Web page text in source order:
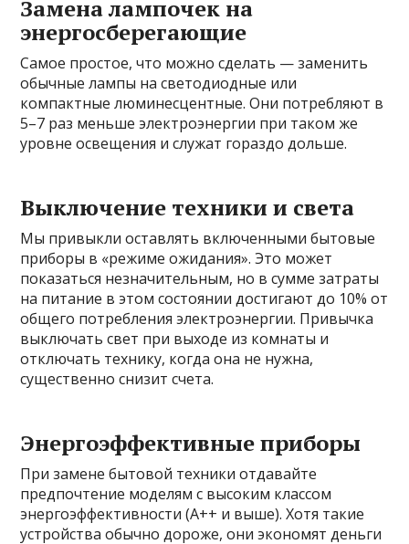
Замена лампочек на
энергосберегающие
Самое простое, что можно сделать — заменить
обычные лампы на светодиодные или
компактные люминесцентные. Они потребляют в
5–7 раз меньше электроэнергии при таком же
уровне освещения и служат гораздо дольше.
Выключение техники и света
Мы привыкли оставлять включенными бытовые
приборы в «режиме ожидания». Это может
показаться незначительным, но в сумме затраты
на питание в этом состоянии достигают до 10% от
общего потребления электроэнергии. Привычка
выключать свет при выходе из комнаты и
отключать технику, когда она не нужна,
существенно снизит счета.
Энергоэффективные приборы
При замене бытовой техники отдавайте
предпочтение моделям с высоким классом
энергоэффективности (А++ и выше). Хотя такие
устройства обычно дороже, они экономят деньги